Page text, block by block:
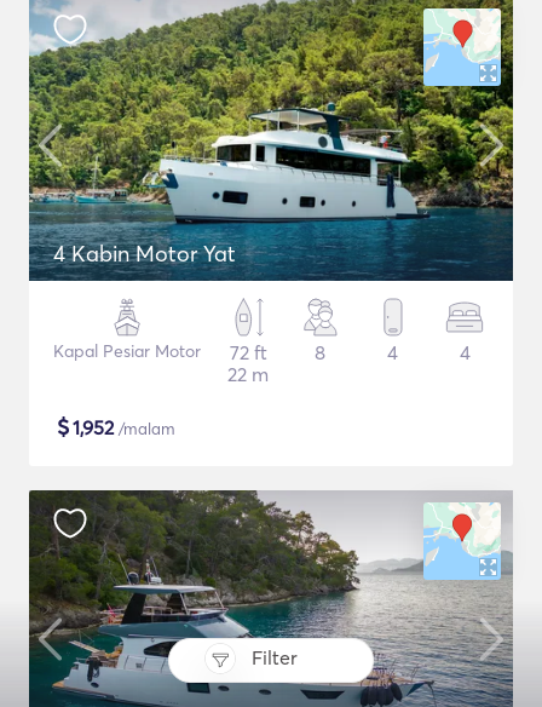
Filter
4 Kabin Motor Yat
Kapal Pesiar Motor
72 ft
22 m
8 4 4
$1,952/malam